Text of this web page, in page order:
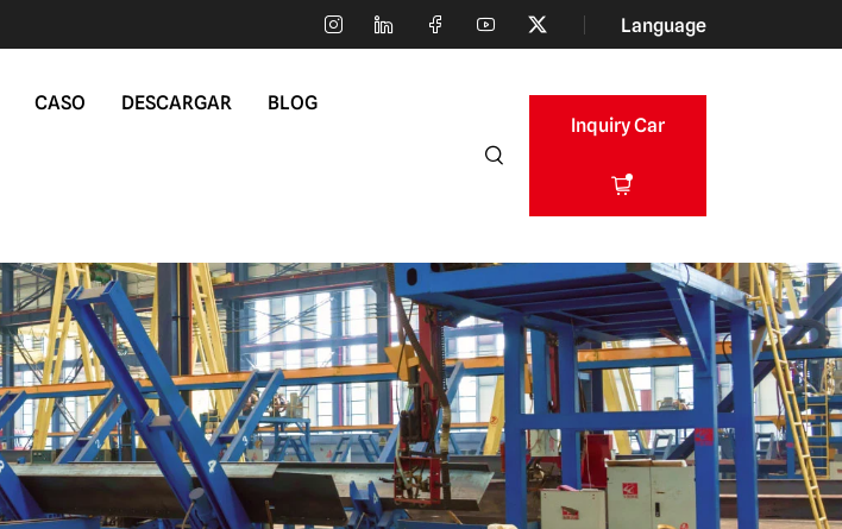
Language
CASO DESCARGAR BLOG
Inquiry Car